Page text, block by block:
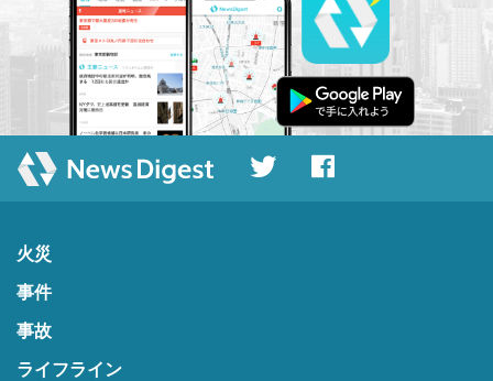
火災
事件
事故
ライフライン